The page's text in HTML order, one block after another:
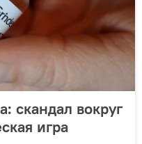
скандал вокруг
игра